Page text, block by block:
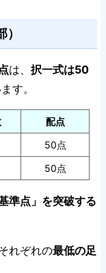
は、 択一式は50
す。
配点
50点
50点
準点」を突破する
れぞれの最低の足